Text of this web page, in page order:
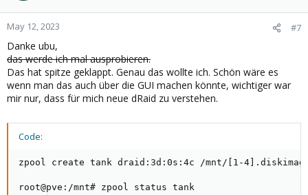
o
n
:
May 12, 2023 #7
Danke ubu,
das werde ich mal ausprobieren.
Das hat spitze geklappt. Genau das wollte ich. Schön wäre es
wenn man das auch über die GUI machen könnte, wichtiger war
mir nur, dass für mich neue dRaid zu verstehen.
Code:
zpool create tank draid:3d:0s:4c /mnt/[1-
root@pve:/mnt# zpool status tank